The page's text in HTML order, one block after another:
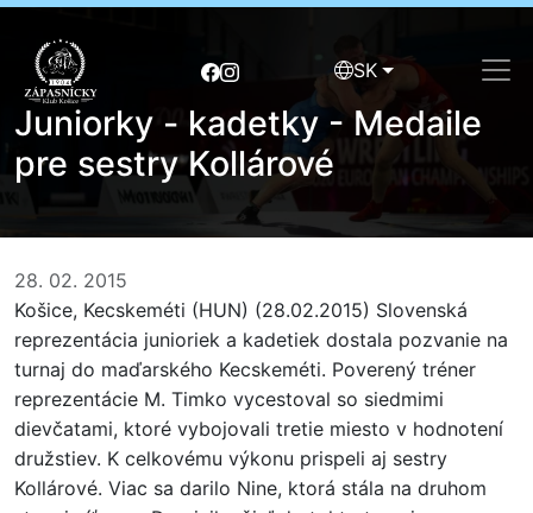
SK
Juniorky - kadetky - Medaile
pre sestry Kollárové
28. 02. 2015
Košice, Kecskeméti (HUN) (28.02.2015) Slovenská
reprezentácia junioriek a kadetiek dostala pozvanie na
turnaj do maďarského Kecskeméti. Poverený tréner
reprezentácie M. Timko vycestoval so siedmimi
dievčatami, ktoré vybojovali tretie miesto v hodnotení
družstiev. K celkovému výkonu prispeli aj sestry
Kollárové. Viac sa darilo Nine, ktorá stála na druhom